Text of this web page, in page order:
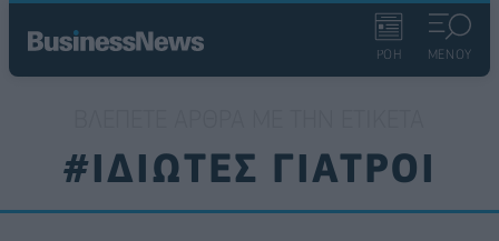
ΡΟΗ ΜΕΝΟΥ
#ΙΔΙΩΤΕΣ ΓΙΑΤΡΟΙ